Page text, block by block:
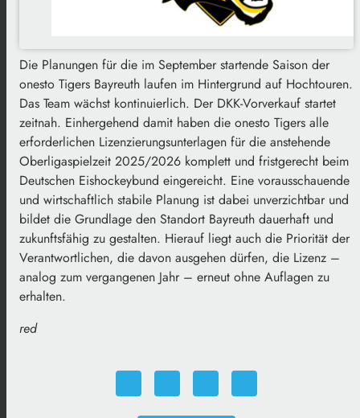
Die Planungen für die im September startende Saison der
onesto Tigers Bayreuth laufen im Hintergrund auf Hochtouren.
Das Team wächst kontinuierlich. Der DKK-Vorverkauf startet
zeitnah. Einhergehend damit haben die onesto Tigers alle
erforderlichen Lizenzierungsunterlagen für die anstehende
Oberligaspielzeit 2025/2026 komplett und fristgerecht beim
Deutschen Eishockeybund eingereicht. Eine vorausschauende
und wirtschaftlich stabile Planung ist dabei unverzichtbar und
bildet die Grundlage den Standort Bayreuth dauerhaft und
zukunftsfähig zu gestalten. Hierauf liegt auch die Priorität der
Verantwortlichen, die davon ausgehen dürfen, die Lizenz –
analog zum vergangenen Jahr – erneut ohne Auflagen zu
erhalten.
red